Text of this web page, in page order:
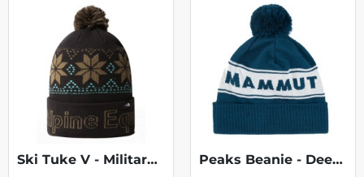
Ski Tuke V - Military Olive Black Peaks Beanie - Deep Ice White